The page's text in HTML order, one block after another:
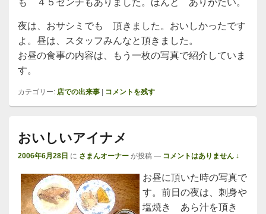
も ４５センチもありました。ほんと ありがたい。
夜は、おサシミでも 頂きました。おいしかったです
よ。昼は、スタッフみんなと頂きました。
お昼の食事の内容は、もう一枚の写真で紹介していま
す。
カテゴリー: 店での出来事 コメントを残す
おいしいアイナメ
2006年6月28日 に さまんオーナー が投稿 — コメントはありません ↓
お昼に頂いた時の写真で
す。前日の夜は、刺身や
塩焼き あら汁を頂き